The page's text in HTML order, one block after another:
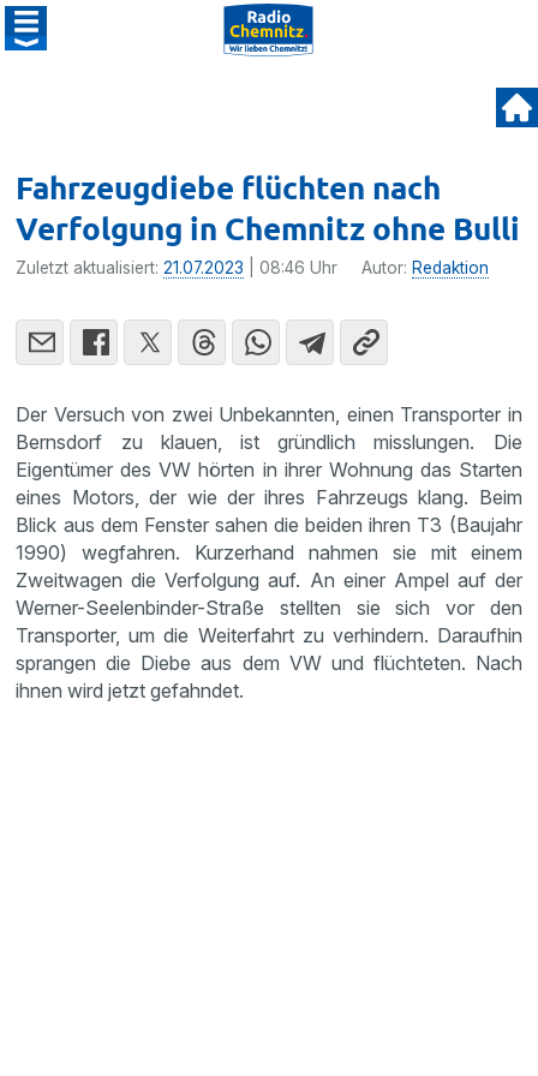
Fahrzeugdiebe flüchten nach
Verfolgung in Chemnitz ohne Bulli
Zuletzt aktualisiert:21.07.2023 | 08:46 Uhr Autor: Redaktion
Der Versuch von zwei Unbekannten, einen Transporter in
Bernsdorf zu klauen, ist gründlich misslungen. Die
Eigentümer des VW hörten in ihrer Wohnung das Starten
eines Motors, der wie der ihres Fahrzeugs klang. Beim
Blick aus dem Fenster sahen die beiden ihren T3 (Baujahr
1990) wegfahren. Kurzerhand nahmen sie mit einem
Zweitwagen die Verfolgung auf. An einer Ampel auf der
Werner-Seelenbinder-Straße stellten sie sich vor den
Transporter, um die Weiterfahrt zu verhindern. Daraufhin
sprangen die Diebe aus dem VW und flüchteten. Nach
ihnen wird jetzt gefahndet.